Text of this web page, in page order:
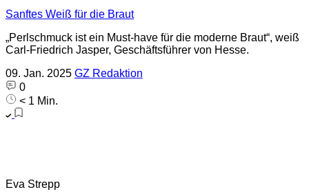
Sanftes Weiß für die Braut
„Perlschmuck ist ein Must-have für die moderne Braut“, weiß
Carl-Friedrich Jasper, Geschäftsführer von Hesse.
09. Jan. 2025 GZ Redaktion
0
< 1 Min.
Eva Strepp